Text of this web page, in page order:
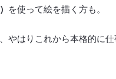
を使って絵を描く方も。
やはりこれから本格的に